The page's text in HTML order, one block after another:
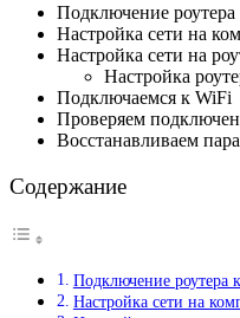
Подключение
Настройка сети на
Настройка сети на
Настройка
Подключаемся к WiFi
Проверяем
Восстанавливаем
Содержание
Подключение роутера
Настройка сети на